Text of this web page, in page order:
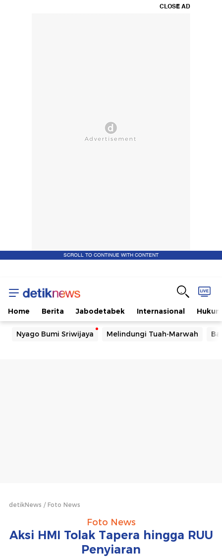
CLOSE AD
SCROLL TO CONTINUE WITH CONTENT
Home Berita Jabodetabek Internasional Hukum
Nyago Bumi Sriwijaya Melindungi Tuah-Marwah
detikNews Foto News
Foto News
Aksi HMI Tolak Tapera hingga RUU
Penyiaran